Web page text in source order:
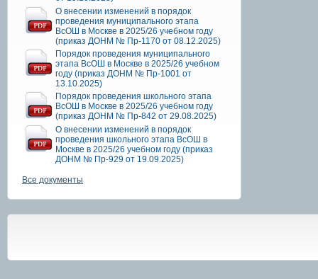
О внесении изменений в порядок
проведения муниципального этапа
ВсОШ в Москве в 2025/26 учебном году
(приказ ДОНМ № Пр-1170 от 08.12.2025)
Порядок проведения муниципального
этапа ВсОШ в Москве в 2025/26 учебном
году (приказ ДОНМ № Пр-1001 от
13.10.2025)
Порядок проведения школьного этапа
ВсОШ в Москве в 2025/26 учебном году
(приказ ДОНМ № Пр-842 от 29.08.2025)
О внесении изменений в порядок
проведения школьного этапа ВсОШ в
Москве в 2025/26 учебном году (приказ
ДОНМ № Пр-929 от 19.09.2025)
Все документы